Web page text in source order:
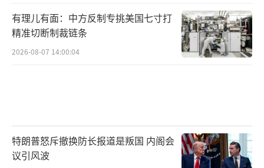
有理儿有面：中方反制专挑美国七寸打
精准切断制裁链条
2026-08-07 14:00:04
特朗普怒斥撤换防长报道是叛国 内阁会
议引风波